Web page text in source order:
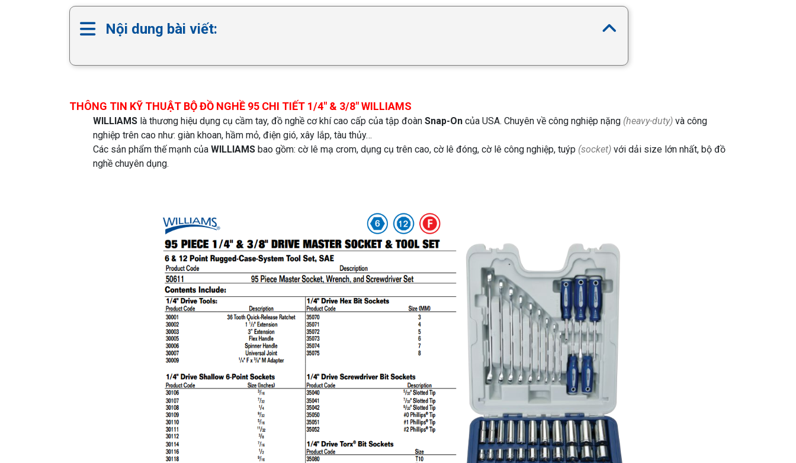
Nội dung bài viết:
THÔNG TIN KỸ THUẬT BỘ ĐỒ NGHỀ 95 CHI TIẾT 1/4″ & 3/8″ WILLIAMS
WILLIAMS là thương hiệu dụng cụ cầm tay, đồ nghề cơ khí cao cấp của tập đoàn Snap-On của USA. Chuyên về công nghiệp nặng (heavy-duty) và công
nghiệp trên cao như: giàn khoan, hầm mỏ, điện gió, xây lắp, tàu thủy…
Các sản phẩm thế mạnh của WILLIAMS bao gồm: cờ lê mạ crom, dụng cụ trên cao, cờ lê đóng, cờ lê công nghiệp, tuýp (socket) với dải size lớn nhất, bộ đồ
nghề chuyên dụng.